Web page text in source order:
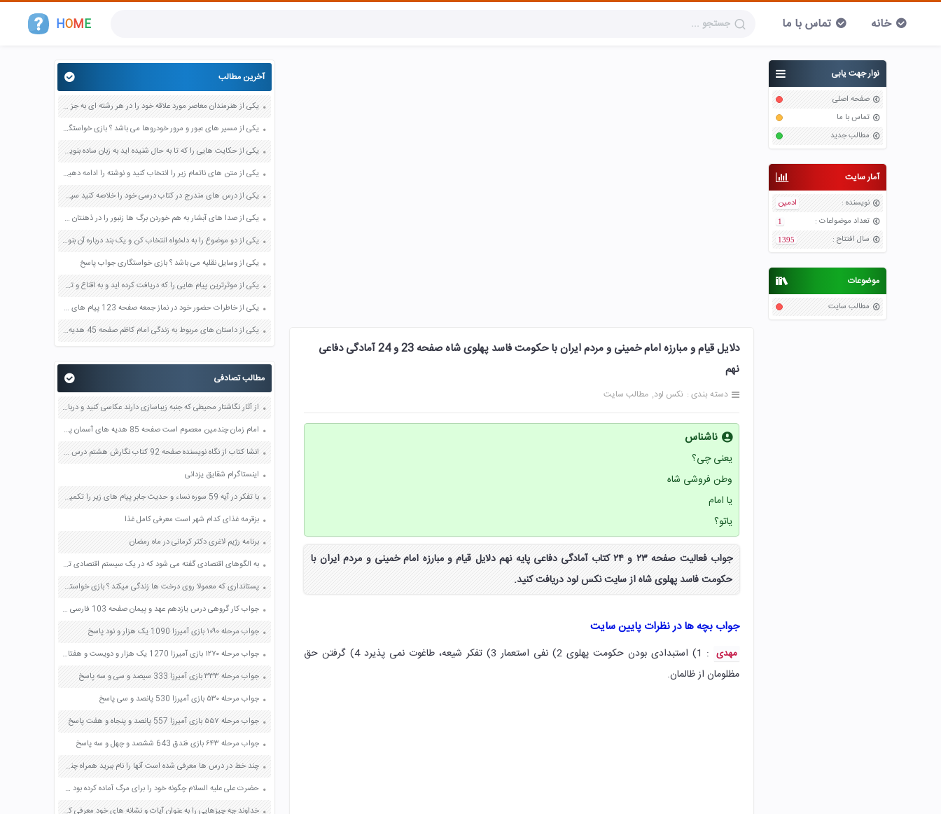
HOME خانه تماس با ما
نوار جهت یابی
صفحه اصلی
تماس با ما
مطالب جدید
آمار سایت
نویسنده :
ادمین
تعداد موضواعات :
1
سال افتتاح :
1395
موضوعات
مطالب سایت
دلایل قیام و مبارزه امام خمینی و مردم ایران با حکومت فاسد پهلوی شاه صفحه 23 و 24 آمادگی دفاعی
نهم
دسته بندی : نکس لود مطالب سایت
ناشناس
یعنی چی؟
وطن فروشی شاه
یا امام
یاتو؟
جواب فعالیت صفحه ۲۳ و ۲۴ کتاب آمادگی دفاعی پایه نهم دلایل قیام و مبارزه امام خمینی و مردم ایران با
حکومت فاسد پهلوی شاه از سایت نکس لود دریافت کنید.
جواب بچه ها در نظرات پایین سایت
مهدی
: 1) استبدادی بودن حکومت پهلوی 2) نفی استعمار 3) تفکر شیعه، طاغوت نمی پذیرد 4) گرفتن حق
مظلومان از ظالمان.
آخرین مطالب
یکی از هنرمندان معاصر مورد علاقه خود را در هر رشته ای به جز عکاسی صفحه 69 فرهنگ و هنر نهم
یکی از مسیر های عبور و مرور خودروها می باشد ؟ بازی خواستگاری جواب پاسخ
یکی از حکایت هایی را که تا به حال شنیده اید به زبان ساده بنویسید صفحه 97 نگارش ششم دبستان
یکی از متن های ناتمام زیر را انتخاب کنید و نوشته را ادامه دهید صفحه 73 و 74 کتاب نگارش فارسی پنجم دبستان
یکی از درس های مندرج در کتاب درسی خود را خلاصه کنید سپس متن خلاصه شده را با بهره گیری از روش های دسته بندی نمودار جدول نقشه مفهومی نشان دهید صفحه 118 نگارش یازدهم
یکی از صدا های آبشار به هم خوردن برگ ها زنبور را در ذهنتان مجسم کنید و درباره آن یک بند بنویسید صفحه 11 نگارش پنجم
یکی از دو موضوع را به دلخواه انتخاب کن و یک بند درباره آن بنویس صفحه 35 کتاب نگارش فارسی سوم
یکی از وسایل نقلیه می باشد ؟ بازی خواستگاری جواب پاسخ
یکی از موثرترین پیام هایی را که دریافت کرده اید و به اقناع و تغییری جدی در شما منجر شده است برسی کنید و علت این تاثیر گذاری قابل توجه را بنویسید صفحه 52 تفکر و سواد رسانه ای دهم
یکی از خاطرات حضور خود در نماز جمعه صفحه 123 پیام های آسمان هفتم
یکی از داستان های مربوط به زندگی امام کاظم صفحه 45 هدیه های آسمان چهارم
مطالب تصادفی
از آثار نگاشتار محیطی که جنبه زیباسازی دارند عکاسی کنید و درباره ویژگی های آنها با دوستان خود گفت و گو کنید صفحه 55 فرهنگ و هنر نهم
امام زمان چندمین معصوم است صفحه 85 هدیه های آسمان پنجم
انشا کتاب از نگاه نویسنده صفحه 92 کتاب نگارش هشتم درس هشتم
اینستاگرام شقایق یزدانی
با تفکر در آیه 59 سوره نساء و حدیث جابر پیام های زیر را تکمیل کنید صفحه 66 دین و زندگی یازدهم
بزقرمه غذای کدام شهر است معرفی کامل غذا
برنامه رژیم لاغری دکتر کرمانی در ماه رمضان
به الگوهای اقتصادی گفته می شود که در یک سیستم اقتصادی تکرار می شود
پستانداری که معمولا روی درخت ها زندگی میکند ؟ بازی خواستگاری جواب پاسخ
جواب کار گروهی درس یازدهم عهد و پیمان صفحه 103 فارسی هفتم
جواب مرحله ۱۰۹۰ بازی آمیرزا 1090 یک هزار و نود پاسخ
جواب مرحله ۱۲۷۰ بازی آمیرزا 1270 یک هزار و دویست و هفتاد پاسخ
جواب مرحله ۳۳۳ بازی آمیرزا 333 سیصد و سی و سه پاسخ
جواب مرحله ۵۳۰ بازی آمیرزا 530 پانصد و سی پاسخ
جواب مرحله ۵۵۷ بازی آمیرزا 557 پانصد و پنجاه و هفت پاسخ
جواب مرحله ۶۴۳ بازی فندق 643 ششصد و چهل و سه پاسخ
چند خط در درس ها معرفی شده است آنها را نام ببرید همراه چند نمونه دیگر انواع خط صفحه 69 فرهنگ و هنر هفتم
حضرت علی علیه السلام چگونه خود را برای مرگ آماده کرده بود که از آن هراسی نداشت ؟ صفحه 55 پیام های آسمان هفتم
خداوند چه چیزهایی را به عنوان آیات و نشانه های خود معرفی کرده است؟ صفحه 149 دین و زندگی یازدهم